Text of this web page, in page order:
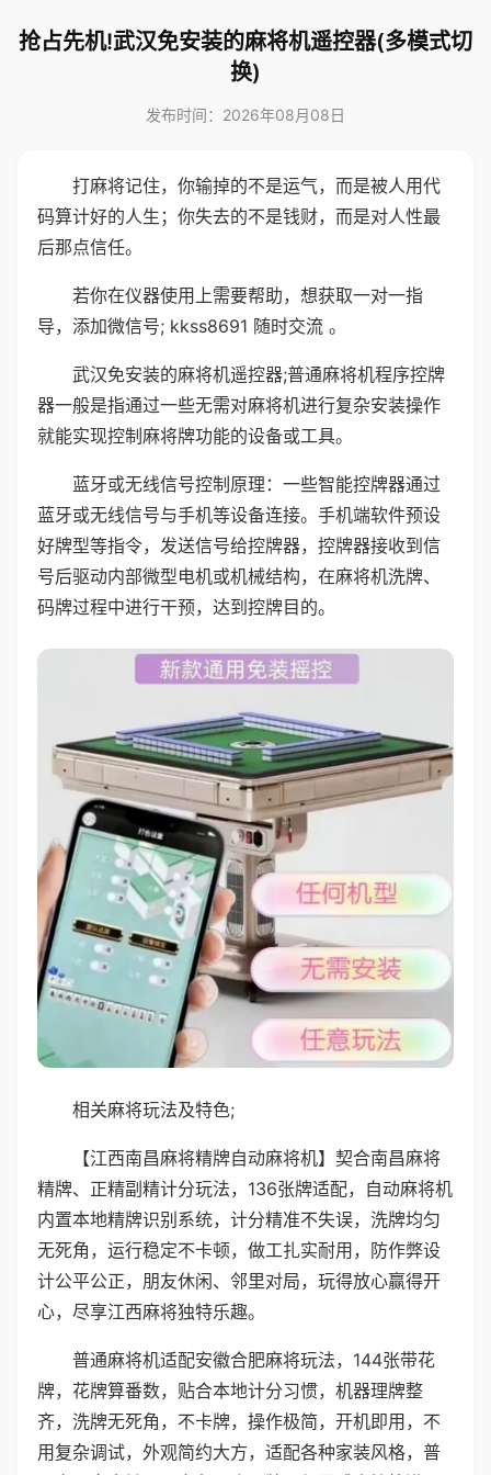
抢占先机!武汉免安装的麻将机遥控器(多模式切
换)
发布时间：2026年08月08日
打麻将记住，你输掉的不是运气，而是被人用代
码算计好的人生；你失去的不是钱财，而是对人性最
后那点信任。
若你在仪器使用上需要帮助，想获取一对一指
导，添加微信号; kkss8691 随时交流 。
武汉免安装的麻将机遥控器;普通麻将机程序控牌
器一般是指通过一些无需对麻将机进行复杂安装操作
就能实现控制麻将牌功能的设备或工具。
蓝牙或无线信号控制原理：一些智能控牌器通过
蓝牙或无线信号与手机等设备连接。手机端软件预设
好牌型等指令，发送信号给控牌器，控牌器接收到信
号后驱动内部微型电机或机械结构，在麻将机洗牌、
码牌过程中进行干预，达到控牌目的。
相关麻将玩法及特色;
【江西南昌麻将精牌自动麻将机】契合南昌麻将
精牌、正精副精计分玩法，136张牌适配，自动麻将机
内置本地精牌识别系统，计分精准不失误，洗牌均匀
无死角，运行稳定不卡顿，做工扎实耐用，防作弊设
计公平公正，朋友休闲、邻里对局，玩得放心赢得开
心，尽享江西麻将独特乐趣。
普通麻将机适配安徽合肥麻将玩法，144张带花
牌，花牌算番数，贴合本地计分习惯，机器理牌整
齐，洗牌无死角，不卡牌，操作极简，开机即用，不
用复杂调试，外观简约大方，适配各种家装风格，普